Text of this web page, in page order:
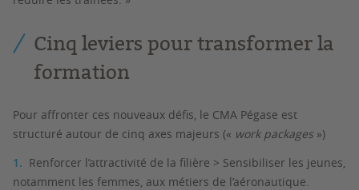
Cinq leviers pour transformer la
formation
Pour affronter ces nouveaux défis, le CMA Pégase est
structuré autour de cinq axes majeurs (« work packages »)
Renforcer l’attractivité de la filière > Sensibiliser les jeunes,
notamment les femmes, aux métiers de l’aéronautique.